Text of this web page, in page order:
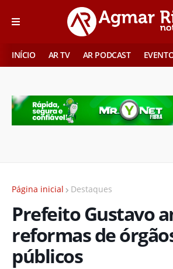
INÍCIO AR TV AR PODCAST
Página inicial Destaques
Prefeito Gustavo
reformas de
públicos